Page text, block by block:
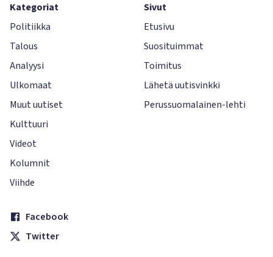
Kategoriat
Politiikka
Talous
Analyysi
Ulkomaat
Muut uutiset
Kulttuuri
Videot
Kolumnit
Viihde
Sivut
Etusivu
Suosituimmat
Toimitus
Lähetä uutisvinkki
Perussuomalainen-lehti
Facebook
Twitter